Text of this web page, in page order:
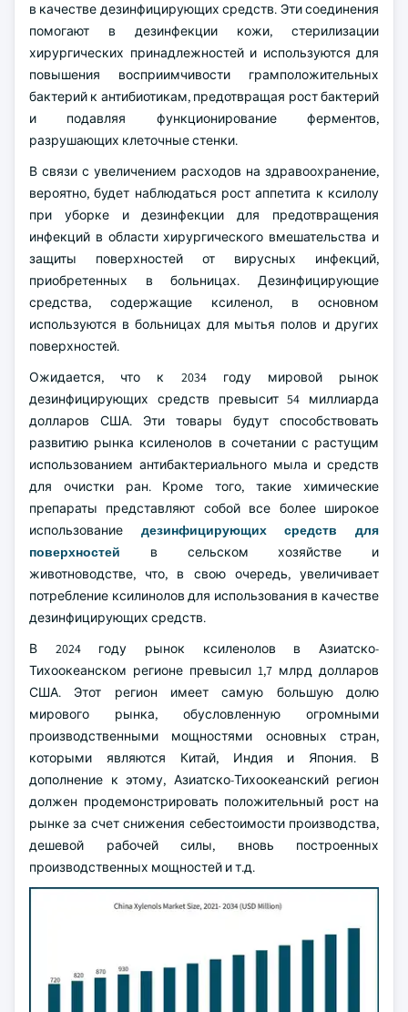
в качестве дезинфицирующих средств. Эти соединения
помогают в дезинфекции кожи, стерилизации
хирургических принадлежностей и используются для
повышения восприимчивости грамположительных
бактерий к антибиотикам, предотвращая рост бактерий
и подавляя функционирование ферментов,
разрушающих клеточные стенки.
В связи с увеличением расходов на здравоохранение,
вероятно, будет наблюдаться рост аппетита к ксилолу
при уборке и дезинфекции для предотвращения
инфекций в области хирургического вмешательства и
защиты поверхностей от вирусных инфекций,
приобретенных в больницах. Дезинфицирующие
средства, содержащие ксиленол, в основном
используются в больницах для мытья полов и других
поверхностей.
Ожидается, что к 2034 году мировой рынок
дезинфицирующих средств превысит 54 миллиарда
долларов США. Эти товары будут способствовать
развитию рынка ксиленолов в сочетании с растущим
использованием антибактериального мыла и средств
для очистки ран. Кроме того, такие химические
препараты представляют собой все более широкое
использование дезинфицирующих средств для
поверхностей в сельском хозяйстве и
животноводстве, что, в свою очередь, увеличивает
потребление ксилинолов для использования в качестве
дезинфицирующих средств.
В 2024 году рынок ксиленолов в Азиатско-
Тихоокеанском регионе превысил 1,7 млрд долларов
США. Этот регион имеет самую большую долю
мирового рынка, обусловленную огромными
производственными мощностями основных стран,
которыми являются Китай, Индия и Япония. В
дополнение к этому, Азиатско-Тихоокеанский регион
должен продемонстрировать положительный рост на
рынке за счет снижения себестоимости производства,
дешевой рабочей силы, вновь построенных
производственных мощностей и т.д.